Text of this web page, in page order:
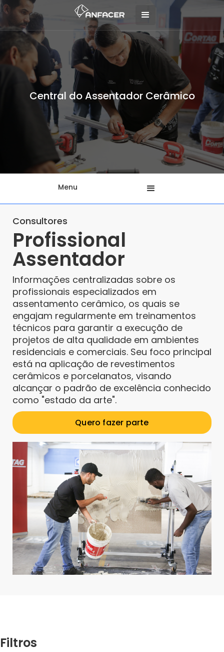
Central do Assentador Cerâmico
Menu
Consultores
Profissional
Assentador
Informações centralizadas sobre os
profissionais especializados em
assentamento cerâmico, os quais se
engajam regularmente em treinamentos
técnicos para garantir a execução de
projetos de alta qualidade em ambientes
residenciais e comerciais. Seu foco principal
está na aplicação de revestimentos
cerâmicos e porcelanatos, visando
alcançar o padrão de excelência conhecido
como "estado da arte".
Quero fazer parte
Filtros